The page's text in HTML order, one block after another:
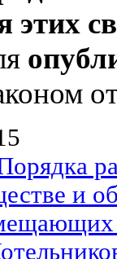
этих
и